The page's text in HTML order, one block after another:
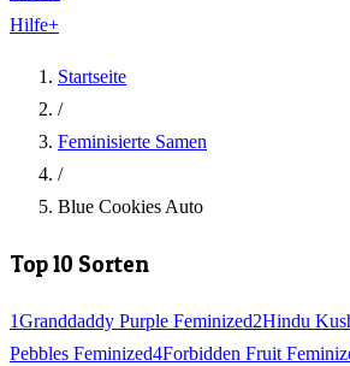
Hilfe+
Startseite
/
Feminisierte Samen
/
Blue Cookies Auto
Top 10 Sorten
1Granddaddy Purple Feminized2Hindu
Pebbles Feminized4Forbidden Fruit